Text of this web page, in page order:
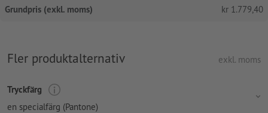
Grundpris (exkl. moms) kr 1.779,40
Fler produktalternativ exkl. moms
Tryckfärg
en specialfärg (Pantone)